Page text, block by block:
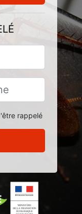
rappelé